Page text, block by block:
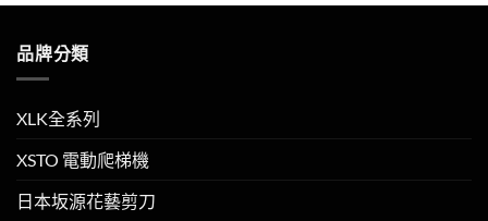
品牌分類
XLK全系列
XSTO 電動爬梯機
日本坂源花藝剪刀